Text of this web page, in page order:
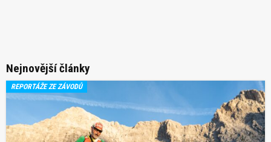
Nejnovější články
REPORTÁŽE ZE ZÁVODŮ